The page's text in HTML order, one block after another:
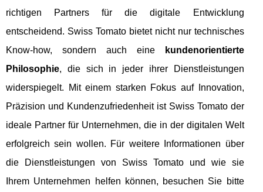
richtigen Partners für die digitale Entwicklung
entscheidend. Swiss Tomato bietet nicht nur technisches
Know-how, sondern auch eine
kundenorientierte
Philosophie, die sich in jeder ihrer Dienstleistungen
widerspiegelt. Mit einem starken Fokus auf Innovation,
Präzision und Kundenzufriedenheit ist Swiss Tomato der
ideale Partner für Unternehmen, die in der digitalen Welt
erfolgreich sein wollen. Für weitere Informationen über
die Dienstleistungen von Swiss Tomato und wie sie
Ihrem Unternehmen helfen können, besuchen Sie bitte